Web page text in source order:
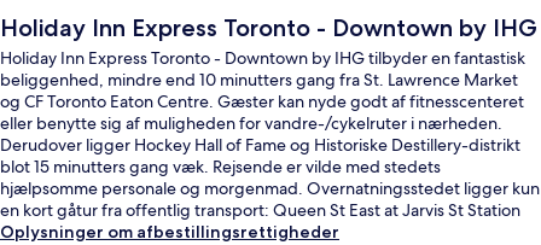
Holiday Inn Express Toronto - Downtown by IHG
Holiday Inn Express Toronto - Downtown by IHG tilbyder en fantastisk
beliggenhed, mindre end 10 minutters gang fra St. Lawrence Market
og CF Toronto Eaton Centre. Gæster kan nyde godt af fitnesscenteret
eller benytte sig af muligheden for vandre-/cykelruter i nærheden.
Derudover ligger Hockey Hall of Fame og Historiske Destillery-distrikt
blot 15 minutters gang væk. Rejsende er vilde med stedets
hjælpsomme personale og morgenmad. Overnatningsstedet ligger kun
en kort gåtur fra offentlig transport: Queen St East at Jarvis St Station
ligger 2 minutter væk og King St East at Jarvis St West Side Station
Oplysninger om afbestillingsrettigheder